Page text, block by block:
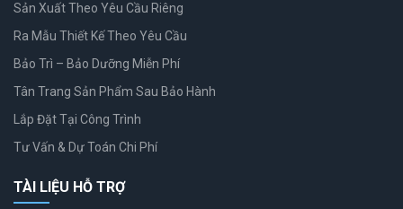
Sản Xuất Theo Yêu Cầu Riêng
Ra Mẫu Thiết Kế Theo Yêu Cầu
Bảo Trì – Bảo Dưỡng Miễn Phí
Tân Trang Sản Phẩm Sau Bảo Hành
Lắp Đặt Tại Công Trình
Tư Vấn & Dự Toán Chi Phí
TÀI LIỆU HỖ TRỢ